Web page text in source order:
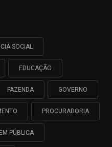
SOCIAL
EDUCAÇÃO
FAZENDA GOVERNO
PROCURADORIA
PÚBLICA